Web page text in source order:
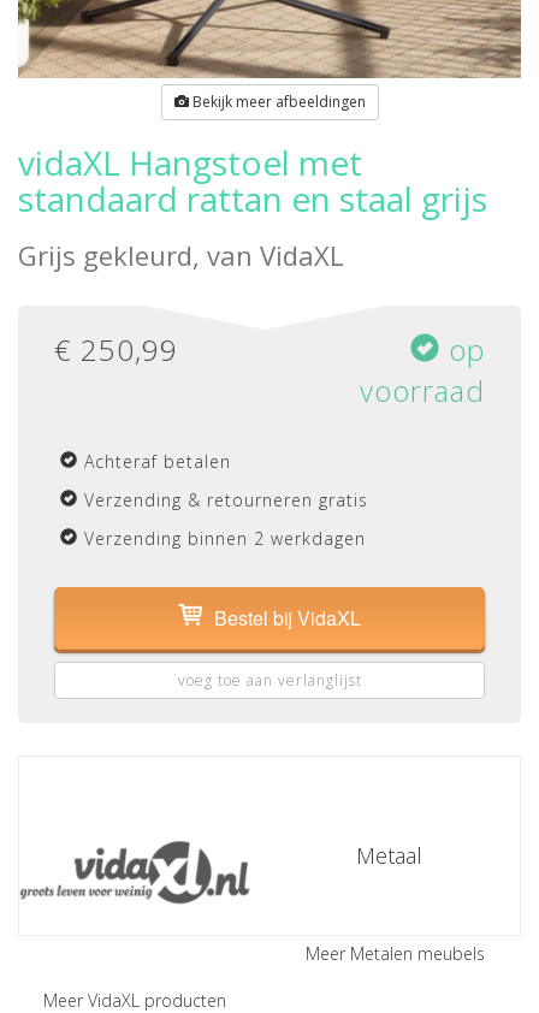
Bekijk meer afbeeldingen
vidaXL Hangstoel met
standaard rattan en staal grijs
Grijs gekleurd, van VidaXL
€ 250,99
op
voorraad
Achteraf betalen
Verzending & retourneren gratis
Verzending binnen 2 werkdagen
Bestel bij VidaXL
voeg toe aan verlanglijst
Meer VidaXL producten
Metaal
Meer Metalen meubels